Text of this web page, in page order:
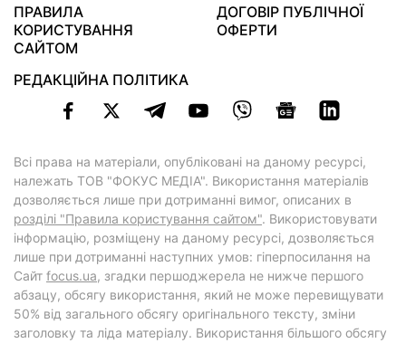
ПРАВИЛА
КОРИСТУВАННЯ
САЙТОМ
ДОГОВІР ПУБЛІЧНОЇ
ОФЕРТИ
РЕДАКЦІЙНА ПОЛІТИКА
Всі права на матеріали, опубліковані на даному ресурсі,
належать ТОВ "ФОКУС МЕДІА". Використання матеріалів
дозволяється лише при дотриманні вимог, описаних в
розділі "Правила користування сайтом". Використовувати
інформацію, розміщену на даному ресурсі, дозволяється
лише при дотриманні наступних умов: гіперпосилання на
Cайт focus.ua, згадки першоджерела не нижче першого
абзацу, обсягу використання, який не може перевищувати
50% від загального обсягу оригінального тексту, зміни
заголовку та ліда матеріалу. Використання більшого обсягу